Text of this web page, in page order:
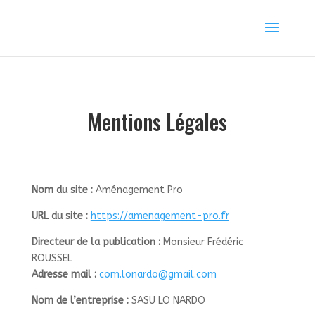
Mentions Légales
Nom du site : Aménagement Pro
URL du site : https://amenagement-pro.fr
Directeur de la publication : Monsieur Frédéric
ROUSSEL
Adresse mail : com.lonardo@gmail.com
Nom de l’entreprise : SASU LO NARDO